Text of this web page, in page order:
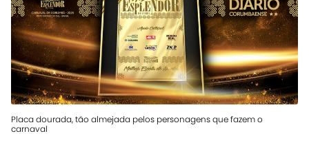
Placa dourada, tão almejada pelos personagens que fazem o
carnaval